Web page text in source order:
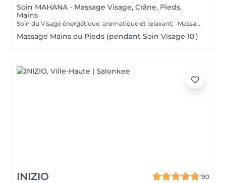
Soin MAHANA - Massage Visage, Crâne, Pieds,
Mains
Soin du Visage énergétique, aromatique et relaxant: -Massage en étoile du Crâne, Mains, Pieds - Inspiré d'un rituel Polynésien, avec des huiles essentielles de fleur de Tiaré et Jasmin. Les Bienfaits Mahana: -Relaxe intensément -Délie les zones de tensions -Relance l'énergie -Apaise le mental -Hydratation de la Peau en profondeur -Illume le teint
Massage Mains ou Pieds (pendant Soin Visage 10')
INIZIO
190